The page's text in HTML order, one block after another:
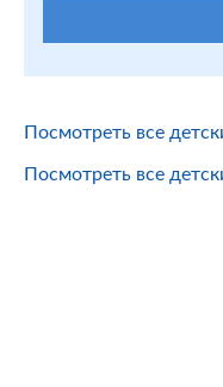
Посмотреть все
Посмотреть все